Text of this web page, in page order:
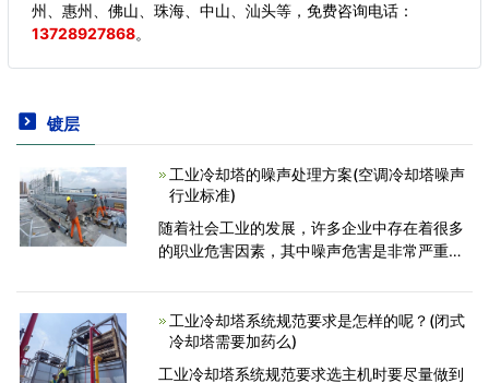
州、惠州、佛山、珠海、中山、汕头等， 免费咨询电话：
13728927868。
镀层
工业冷却塔的噪声处理方案(空调冷却塔噪声
行业标准)
随着社会工业的发展，许多企业中存在着很多
的职业危害因素，其中噪声危害是非常严重
者的身体健康，对噪声进行处理是十分必要
的。工业冷却塔的噪声一
工业冷却塔系统规范要求是怎样的呢？(闭式
冷却塔需要加药么)
工业冷却塔系统规范要求选主机时要尽量做到